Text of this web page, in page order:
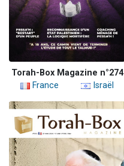
Torah-Box Magazine n°274
France
Israël